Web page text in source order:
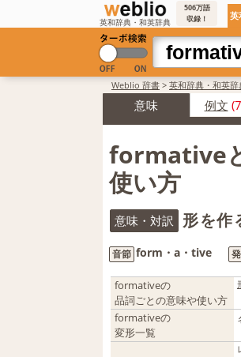
英和辞典・和英辞典
506万語
収録！
英
Weblio 辞書 > 英和辞典・和英辞
意味 例文
formative
使い方
意味・対訳 形を作
音節 form・a・tive
formativeの
品詞ごとの意味や使い方
formativeの
変形一覧